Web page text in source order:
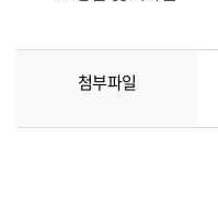
첨부파일